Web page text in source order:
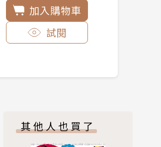
加入購物車
試閱
其他人也買了